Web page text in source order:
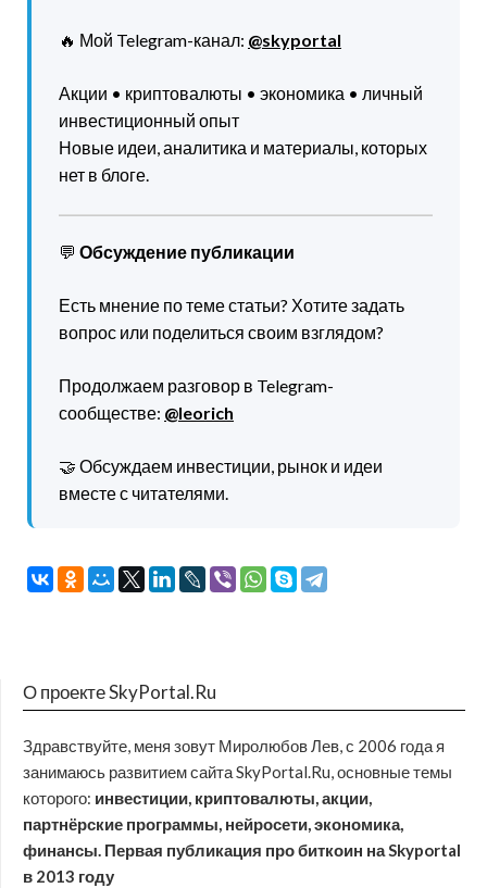
🔥 Мой Telegram-канал: @skyportal
Акции • криптовалюты • экономика • личный
инвестиционный опыт
Новые идеи, аналитика и материалы, которых
нет в блоге.
💬 Обсуждение публикации
Есть мнение по теме статьи? Хотите задать
вопрос или поделиться своим взглядом?
Продолжаем разговор в Telegram-
сообществе: @leorich
🤝 Обсуждаем инвестиции, рынок и идеи
вместе с читателями.
О проекте SkyPortal.Ru
Здравствуйте, меня зовут Миролюбов Лев, с 2006 года я
занимаюсь развитием сайта SkyPortal.Ru, основные темы
которого: инвестиции, криптовалюты, акции,
партнёрские программы, нейросети, экономика,
финансы. Первая публикация про биткоин на Skyportal
в 2013 году